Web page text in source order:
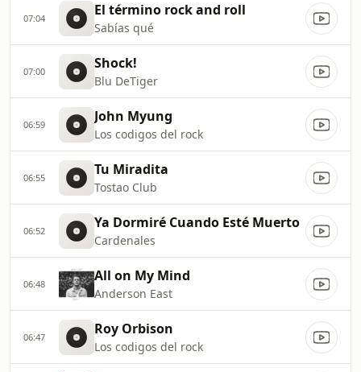
07:04 El término rock and roll
Sabías qué
07:00 Shock!
Blu DeTiger
06:59 John Myung
Los codigos del rock
06:55 Tu Miradita
Tostao Club
06:52 Ya Dormiré Cuando Esté Muerto
Cardenales
06:48 All on My Mind
Anderson East
06:47 Roy Orbison
Los codigos del rock